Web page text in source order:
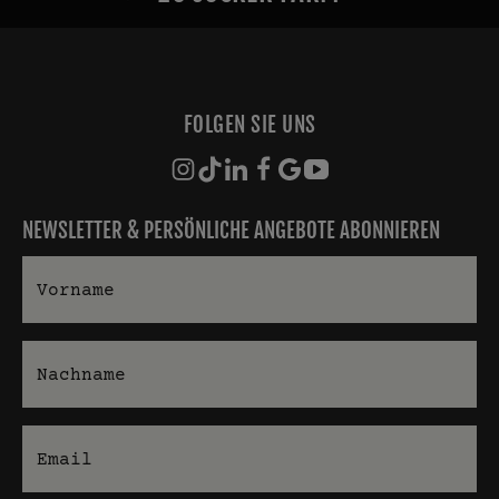
FOLGEN SIE UNS
NEWSLETTER & PERSÖNLICHE ANGEBOTE ABONNIEREN